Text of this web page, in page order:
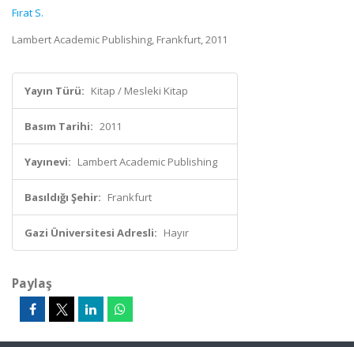
Fırat S.
Lambert Academic Publishing, Frankfurt, 2011
Yayın Türü: Kitap / Mesleki Kitap
Basım Tarihi: 2011
Yayınevi: Lambert Academic Publishing
Basıldığı Şehir: Frankfurt
Gazi Üniversitesi Adresli: Hayır
Paylaş